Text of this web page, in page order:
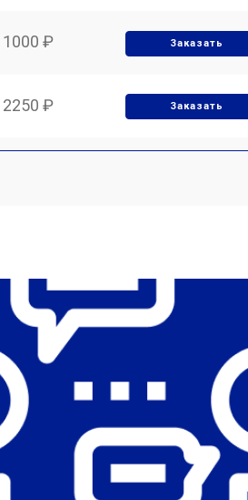
1000 ₽ Заказать
2250 ₽ Заказать